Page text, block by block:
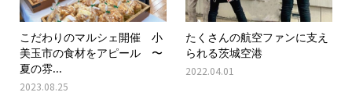
こだわりのマルシェ開催 小
美玉市の食材をアピール 〜
夏の雰...
2023.08.25
たくさんの航空ファンに支え
られる茨城空港
2022.04.01